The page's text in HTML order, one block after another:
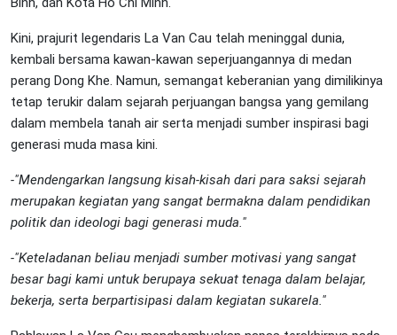
Kini, prajurit legendaris La Van Cau telah meninggal dunia,
kembali bersama kawan-kawan seperjuangannya di medan
perang Dong Khe. Namun, semangat keberanian yang dimilikinya
tetap terukir dalam sejarah perjuangan bangsa yang gemilang
dalam membela tanah air serta menjadi sumber inspirasi bagi
generasi muda masa kini.
-"Mendengarkan langsung kisah-kisah dari para saksi sejarah
merupakan kegiatan yang sangat bermakna dalam pendidikan
politik dan ideologi bagi generasi muda."
-"Keteladanan beliau menjadi sumber motivasi yang sangat
besar bagi kami untuk berupaya sekuat tenaga dalam belajar,
bekerja, serta berpartisipasi dalam kegiatan sukarela."